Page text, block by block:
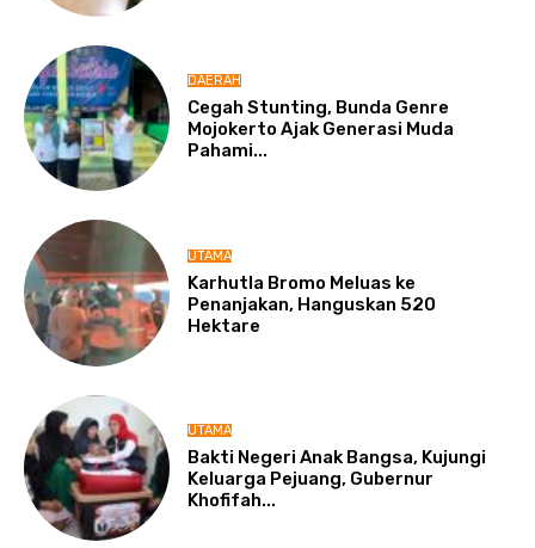
DAERAH
Cegah Stunting, Bunda Genre
Mojokerto Ajak Generasi Muda
Pahami...
UTAMA
Karhutla Bromo Meluas ke
Penanjakan, Hanguskan 520
Hektare
UTAMA
Bakti Negeri Anak Bangsa, Kujungi
Keluarga Pejuang, Gubernur
Khofifah...